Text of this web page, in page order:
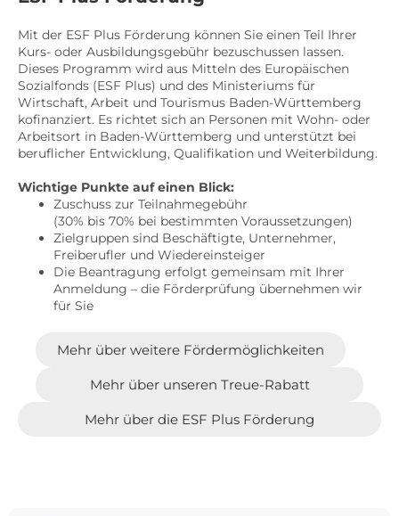
Mit der ESF Plus Förderung können Sie einen Teil Ihrer
Kurs- oder Ausbildungsgebühr bezuschussen lassen.
Dieses Programm wird aus Mitteln des Europäischen
Sozialfonds (ESF Plus) und des Ministeriums für
Wirtschaft, Arbeit und Tourismus Baden-Württemberg
kofinanziert. Es richtet sich an Personen mit Wohn- oder
Arbeitsort in Baden-Württemberg und unterstützt bei
beruflicher Entwicklung, Qualifikation und Weiterbildung.
Wichtige Punkte auf einen Blick:
Zuschuss zur Teilnahmegebühr
(30% bis 70% bei bestimmten Voraussetzungen)
Zielgruppen sind Beschäftigte, Unternehmer,
Freiberufler und Wiedereinsteiger
Die Beantragung erfolgt gemeinsam mit Ihrer
Anmeldung – die Förderprüfung übernehmen wir
für Sie
Mehr über die ESF Plus Förderung
Mehr über unseren Treue-Rabatt
Mehr über weitere Fördermöglichkeiten